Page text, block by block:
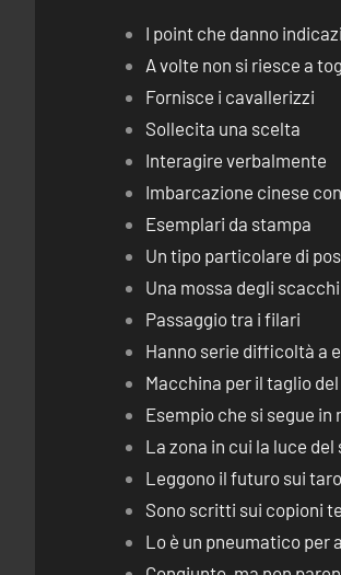
I point che danno
A volte non si riesce a
Fornisce i cavallerizzi
Sollecita una scelta
Interagire verbalmente
Imbarcazione cinese
Esemplari da stampa
Un tipo particolare di
Una mossa degli scacchi
Passaggio tra i filari
Hanno serie difficoltà a
Macchina per il taglio
Esempio che si segue in
La zona in cui la luce
Leggono il futuro sui
Sono scritti sui copioni
Lo è un pneumatico per